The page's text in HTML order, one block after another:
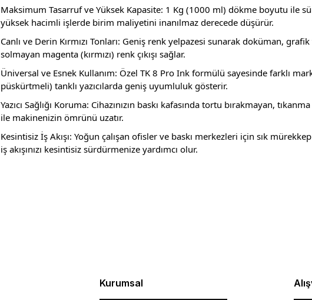
Maksimum Tasarruf ve Yüksek Kapasite: 1 Kg (1000 ml) dökme boyutu ile
yüksek hacimli işlerde birim maliyetini inanılmaz derecede düşürür.
Canlı ve Derin Kırmızı Tonları: Geniş renk yelpazesi sunarak doküman,
solmayan magenta (kırmızı) renk çıkışı sağlar.
Üniversal ve Esnek Kullanım: Özel TK 8 Pro Ink formülü sayesinde farklı
püskürtmeli) tanklı yazıcılarda geniş uyumluluk gösterir.
Yazıcı Sağlığı Koruma: Cihazınızın baskı kafasında tortu bırakmayan,
ile makinenizin ömrünü uzatır.
Kesintisiz İş Akışı: Yoğun çalışan ofisler ve baskı merkezleri için sık
iş akışınızı kesintisiz sürdürmenize yardımcı olur.
Kurumsal